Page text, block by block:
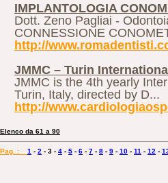
IMPLANTOLOGIA
Dott. Zeno Pagliai -
CONNESSIONE
http://
JMMC – Turin
JMMC is the 4th yearly
Turin, Italy, directed by D...
http://
Elenco da 61 a 90
Pag. : 1 - 2 - 3 - 4 - 5 - 6 - 7 - 8 - 9 - 10 - 11 - 12 -